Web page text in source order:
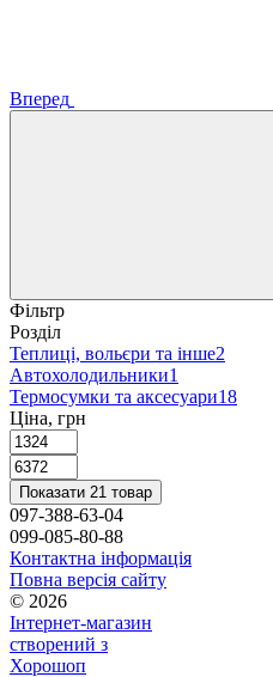
Вперед
Фільтр
Розділ
Теплиці, вольєри та інше2
Автохолодильники1
Термосумки та аксесуари18
Ціна, грн
Показати 21 товар
097-388-63-04
099-085-80-88
Контактна інформація
Повна версія сайту
© 2026
Інтернет-магазин
створений з
Хорошоп